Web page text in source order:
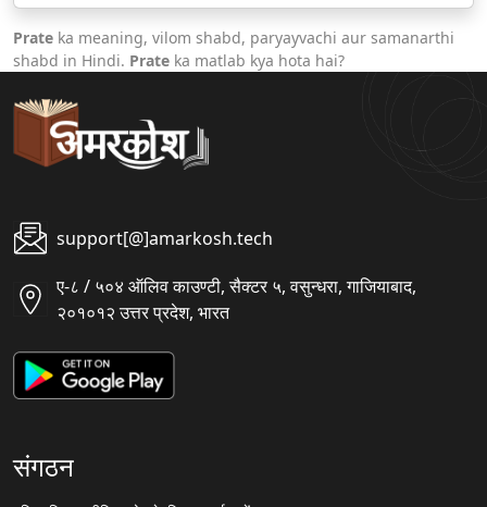
Prate ka meaning, vilom shabd, paryayvachi aur samanarthi
shabd in Hindi. Prate ka matlab kya hota hai?
support[@]amarkosh.tech
ए-८ / ५०४ ऑलिव काउण्टी, सैक्टर ५, वसुन्धरा, गाजियाबाद,
२०१०१२ उत्तर प्रदेश, भारत
संगठन